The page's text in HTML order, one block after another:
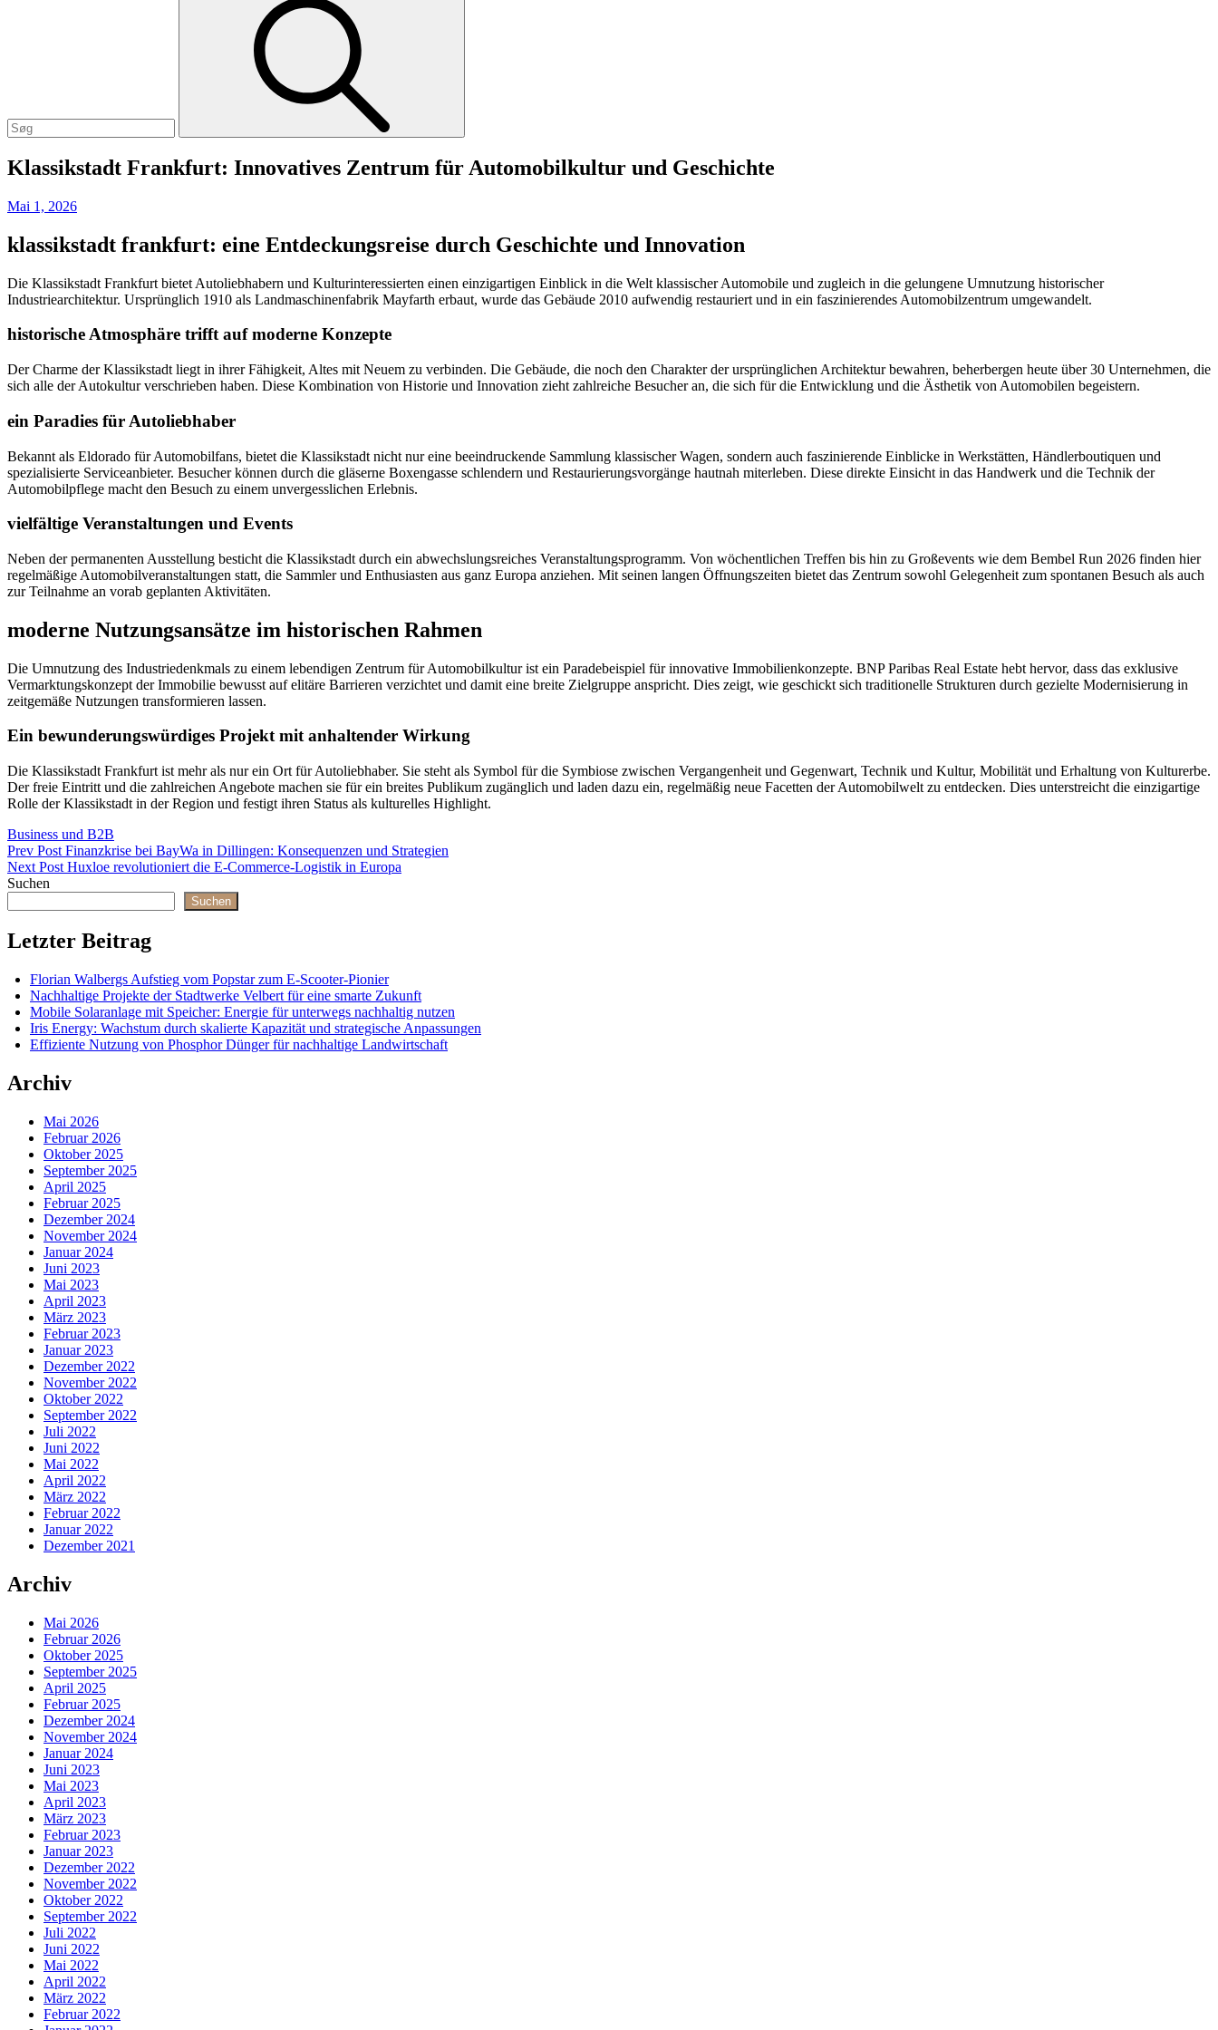
Klassikstadt Frankfurt: Innovatives Zentrum für Automobilkultur und Geschichte
Posted
Mai 1, 2026
klassikstadt frankfurt: eine Entdeckungsreise durch Geschichte und Innovation
Die Klassikstadt Frankfurt bietet Autoliebhabern und Kulturinteressierten einen einzigartigen Einblick in die Welt klassischer Automobile und zugleich in die gelungene Umnutzung historischer
Industriearchitektur. Ursprünglich 1910 als Landmaschinenfabrik Mayfarth erbaut, wurde das Gebäude 2010 aufwendig restauriert und in ein faszinierendes Automobilzentrum umgewandelt.
historische Atmosphäre trifft auf moderne Konzepte
Der Charme der Klassikstadt liegt in ihrer Fähigkeit, Altes mit Neuem zu verbinden. Die Gebäude, die noch den Charakter der ursprünglichen Architektur bewahren, beherbergen heute über 30 Unternehmen, die
sich alle der Autokultur verschrieben haben. Diese Kombination von Historie und Innovation zieht zahlreiche Besucher an, die sich für die Entwicklung und die Ästhetik von Automobilen begeistern.
ein Paradies für Autoliebhaber
Bekannt als Eldorado für Automobilfans, bietet die Klassikstadt nicht nur eine beeindruckende Sammlung klassischer Wagen, sondern auch faszinierende Einblicke in Werkstätten, Händlerboutiquen und
spezialisierte Serviceanbieter. Besucher können durch die gläserne Boxengasse schlendern und Restaurierungsvorgänge hautnah miterleben. Diese direkte Einsicht in das Handwerk und die Technik der
Automobilpflege macht den Besuch zu einem unvergesslichen Erlebnis.
vielfältige Veranstaltungen und Events
Neben der permanenten Ausstellung besticht die Klassikstadt durch ein abwechslungsreiches Veranstaltungsprogramm. Von wöchentlichen Treffen bis hin zu Großevents wie dem Bembel Run 2026 finden hier
regelmäßige Automobilveranstaltungen statt, die Sammler und Enthusiasten aus ganz Europa anziehen. Mit seinen langen Öffnungszeiten bietet das Zentrum sowohl Gelegenheit zum spontanen Besuch als auch
zur Teilnahme an vorab geplanten Aktivitäten.
moderne Nutzungsansätze im historischen Rahmen
Die Umnutzung des Industriedenkmals zu einem lebendigen Zentrum für Automobilkultur ist ein Paradebeispiel für innovative Immobilienkonzepte. BNP Paribas Real Estate hebt hervor, dass das exklusive
Vermarktungskonzept der Immobilie bewusst auf elitäre Barrieren verzichtet und damit eine breite Zielgruppe anspricht. Dies zeigt, wie geschickt sich traditionelle Strukturen durch gezielte Modernisierung in
zeitgemäße Nutzungen transformieren lassen.
Ein bewunderungswürdiges Projekt mit anhaltender Wirkung
Die Klassikstadt Frankfurt ist mehr als nur ein Ort für Autoliebhaber. Sie steht als Symbol für die Symbiose zwischen Vergangenheit und Gegenwart, Technik und Kultur, Mobilität und Erhaltung von Kulturerbe.
Der freie Eintritt und die zahlreichen Angebote machen sie für ein breites Publikum zugänglich und laden dazu ein, regelmäßig neue Facetten der Automobilwelt zu entdecken. Dies unterstreicht die einzigartige
Rolle der Klassikstadt in der Region und festigt ihren Status als kulturelles Highlight.
Categories
Business und B2B
Beitragsnavigation
Previous
Post
Prev Post Finanzkrise bei BayWa in Dillingen: Konsequenzen und Strategien
Next
Post
Next Post Huxloe revolutioniert die E-Commerce-Logistik in Europa
Suchen
Suchen
Letzter Beitrag
Florian Walbergs Aufstieg vom Popstar zum E-Scooter-Pionier
Nachhaltige Projekte der Stadtwerke Velbert für eine smarte Zukunft
Mobile Solaranlage mit Speicher: Energie für unterwegs nachhaltig nutzen
Iris Energy: Wachstum durch skalierte Kapazität und strategische Anpassungen
Effiziente Nutzung von Phosphor Dünger für nachhaltige Landwirtschaft
Archiv
Mai 2026
Februar 2026
Oktober 2025
September 2025
April 2025
Februar 2025
Dezember 2024
November 2024
Januar 2024
Juni 2023
Mai 2023
April 2023
März 2023
Februar 2023
Januar 2023
Dezember 2022
November 2022
Oktober 2022
September 2022
Juli 2022
Juni 2022
Mai 2022
April 2022
März 2022
Februar 2022
Januar 2022
Dezember 2021
Archiv
Mai 2026
Februar 2026
Oktober 2025
September 2025
April 2025
Februar 2025
Dezember 2024
November 2024
Januar 2024
Juni 2023
Mai 2023
April 2023
März 2023
Februar 2023
Januar 2023
Dezember 2022
November 2022
Oktober 2022
September 2022
Juli 2022
Juni 2022
Mai 2022
April 2022
März 2022
Februar 2022